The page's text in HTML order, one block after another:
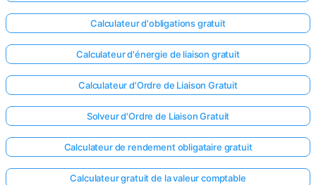
Calculateur d'obligations gratuit
Calculateur d'énergie de liaison gratuit
Calculateur d'Ordre de Liaison Gratuit
Solveur d'Ordre de Liaison Gratuit
Calculateur de rendement obligataire gratuit
Calculateur gratuit de la valeur comptable